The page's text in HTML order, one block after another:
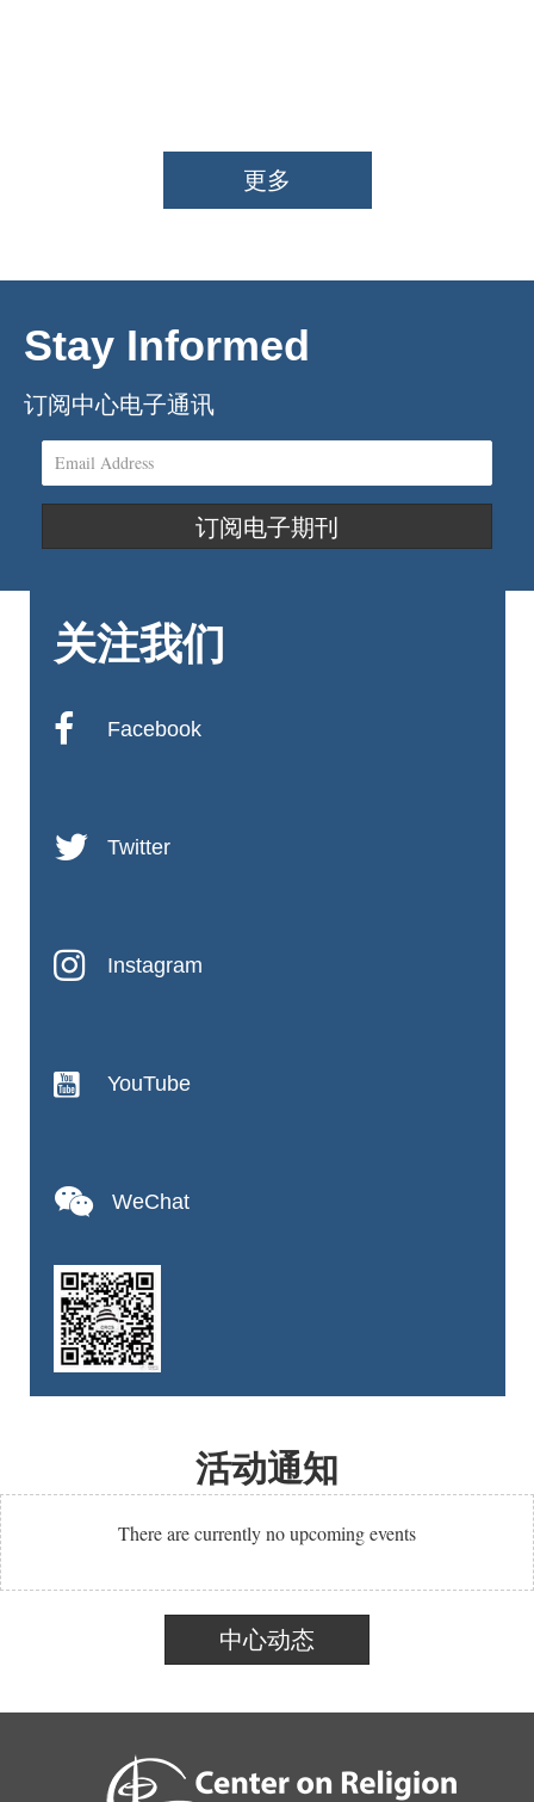
更多
Stay Informed
订阅中心电子通讯
订阅电子期刊
关注我们
Facebook
Twitter
Instagram
YouTube
WeChat
活动通知
There are currently no upcoming events
中心动态